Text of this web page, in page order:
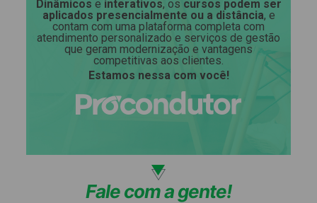
Dinâmicos e interativos, os cursos podem ser
aplicados presencialmente ou a distância, e
contam com uma plataforma completa com
atendimento personalizado e serviços de gestão
que geram modernização e vantagens
competitivas aos clientes.
Estamos nessa com você!
Fale com a gente!